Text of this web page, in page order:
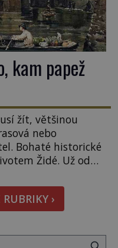
kam papež
žít, většinou
nebo
Bohaté historické
Židé. Už od
patří i římské
jde o vztah
[…]
›